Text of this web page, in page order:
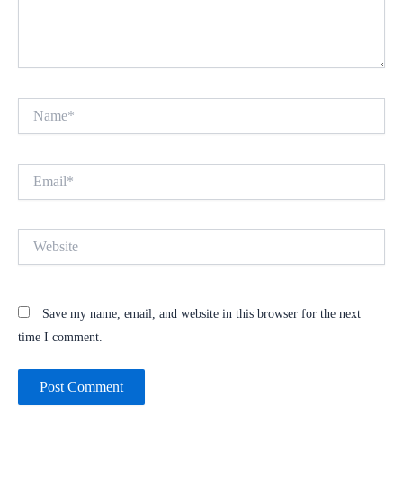
Save my name, email, and website in this browser for the next
time I comment.